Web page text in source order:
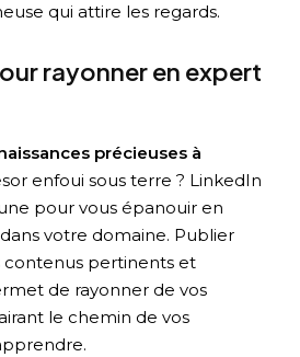
qui attire les regards.
rayonner en expert
précieuses à
enfoui sous terre ? LinkedIn
pour vous épanouir en
votre domaine. Publier
pertinents et
de rayonner de vos
le chemin de vos